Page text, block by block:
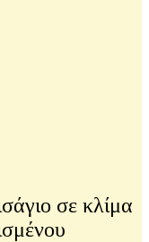
σε κλίμα